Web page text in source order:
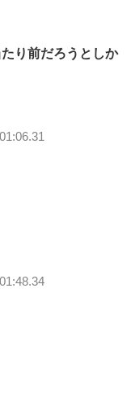
り前だろうとしか